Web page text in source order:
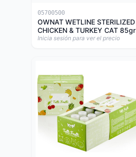
05700500
OWNAT WETLINE STERILIZED
CHICKEN & TURKEY CAT 85gr
Inicia sesión para ver el precio